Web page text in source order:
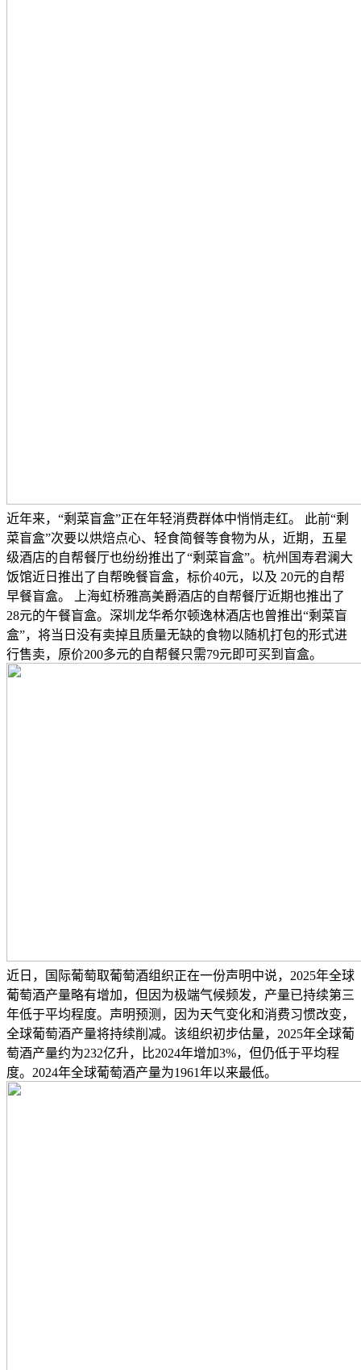
近年来，“剩菜盲盒”正在年轻消费群体中悄悄走红。 此前“剩
菜盲盒”次要以烘焙点心、轻食简餐等食物为从，近期，五星
级酒店的自帮餐厅也纷纷推出了“剩菜盲盒”。杭州国寿君澜大
饭馆近日推出了自帮晚餐盲盒，标价40元，以及 20元的自帮
早餐盲盒。 上海虹桥雅高美爵酒店的自帮餐厅近期也推出了
28元的午餐盲盒。深圳龙华希尔顿逸林酒店也曾推出“剩菜盲
盒”，将当日没有卖掉且质量无缺的食物以随机打包的形式进
行售卖，原价200多元的自帮餐只需79元即可买到盲盒。
近日，国际葡萄取葡萄酒组织正在一份声明中说，2025年全球
葡萄酒产量略有增加，但因为极端气候频发，产量已持续第三
年低于平均程度。声明预测，因为天气变化和消费习惯改变，
全球葡萄酒产量将持续削减。该组织初步估量，2025年全球葡
萄酒产量约为232亿升，比2024年增加3%，但仍低于平均程
度。2024年全球葡萄酒产量为1961年以来最低。